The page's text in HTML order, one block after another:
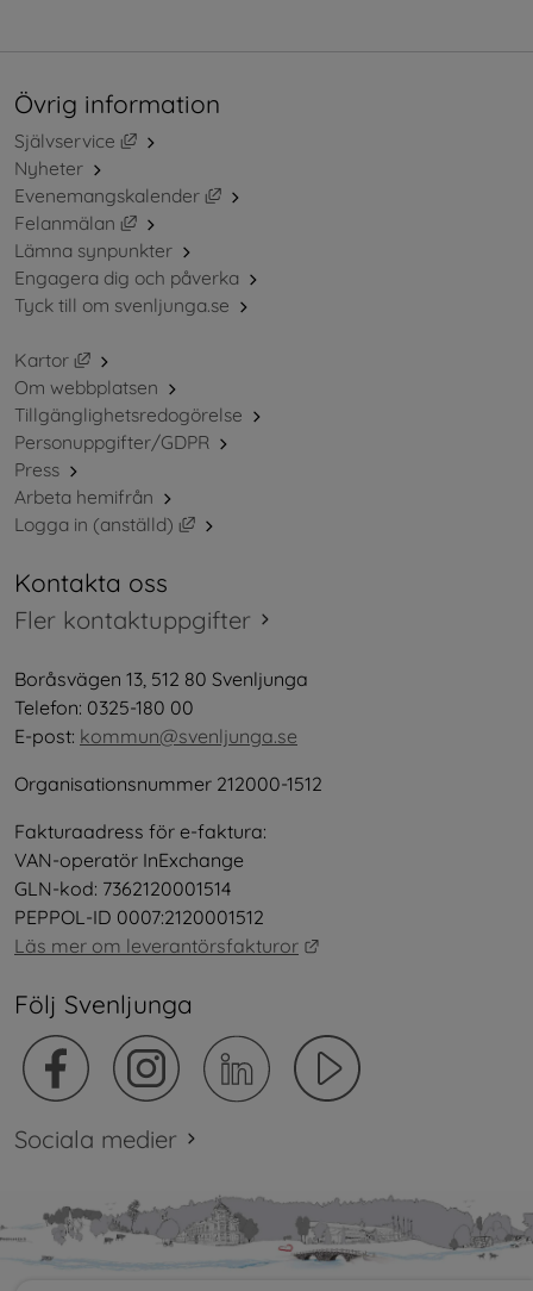
Övrig information
Självservice
Länk till annan webbplats, öppnas i nytt fönster.
Nyheter
Evenemangskalender
Länk till annan webbplats, öppnas i
Felanmälan
Länk till annan webbplats, öppnas i nytt fönster.
Lämna synpunkter
Engagera dig och påverka
Tyck till om svenljunga.se
Kartor
Länk till annan webbplats, öppnas i nytt fönster.
Om webbplatsen
Tillgänglighetsredogörelse
Personuppgifter/GDPR
Press
Arbeta hemifrån
Logga in (anställd)
Länk till annan webbplats, öppnas i nytt
Kontakta oss
Fler kontaktuppgifter
Boråsvägen 13, 512 80 Svenljunga
Telefon: 0325-180 00
E-post: kommun@svenljunga.se
Organisationsnummer 212000-1512
Fakturaadress för e-faktura:
VAN-operatör InExchange
GLN-kod: 7362120001514
PEPPOL-ID 0007:2120001512
Läs mer om leverantörsfakturor
Följ Svenljunga
Sociala medier